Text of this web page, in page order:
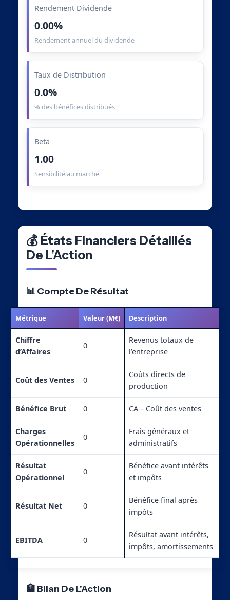
Rendement Dividende
0.00%
Rendement annuel du dividende
Taux de Distribution
0.0%
% des bénéfices distribués
Beta
1.00
Sensibilité au marché
💰 États Financiers Détaillés
De L’Action
📊 Compte De Résultat
Métrique Valeur (M€) Description
Chiffre
d’Affaires
0
Revenus totaux de
l’entreprise
Coût des Ventes 0
Coûts directs de
production
Bénéfice Brut 0 CA – Coût des ventes
Charges
Opérationnelles
0
Frais généraux et
administratifs
Résultat
Opérationnel
0
Bénéfice avant intérêts
et impôts
Résultat Net 0
Bénéfice final après
impôts
EBITDA 0
Résultat avant intérêts,
impôts, amortissements
🏦 Bilan De L’Action